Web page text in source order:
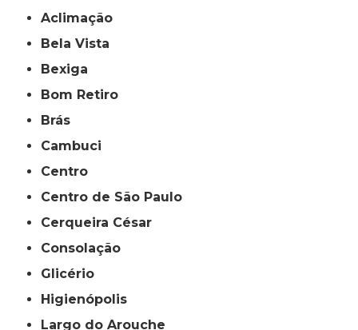
Aclimação
Bela Vista
Bexiga
Bom Retiro
Brás
Cambuci
Centro
Centro de São Paulo
Cerqueira César
Consolação
Glicério
Higienópolis
Largo do Arouche